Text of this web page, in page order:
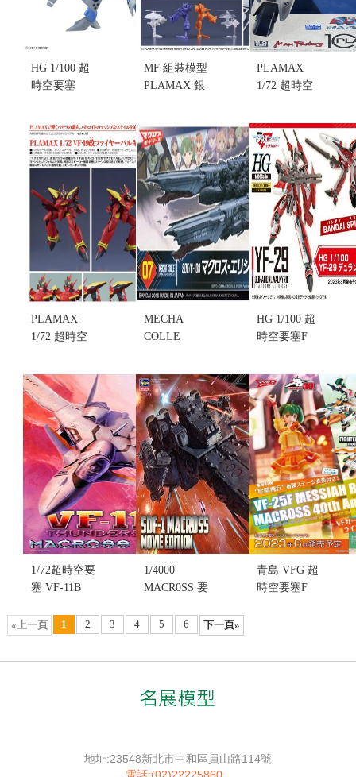
HG 1/100 超
時空要塞
米利安･吉納
斯座機 (不挑
售價:990
MF 組裝模型
PLAMAX 銀
& Janous號
(不挑盒況)
(售完缺貨...
售價:0
PLAMAX
1/72 超時空
Battroid 女武
神 一條輝機
(不挑盒況)
(售完缺貨...
售價:0
PLAMAX
1/72 超時空
改 Fire
Valkyrie（熱
氣巴薩拉
機）組裝模
型(不挑盒況)
(售完缺貨...
售價:0
MECHA
COLLE
SDF/C-108
EIYSION 要
塞型 (不挑盒
況)(售完缺
貨...
售價:0
HG 1/100 超
時空要塞F
聖劍式 早乙
女有人機 (不
挑盒況)(售完
缺貨...
售價:0
1/72超時空要
塞 VF-11B
挑盒況)(售完
1/4000
MACR0SS 要
(不挑盒況)
青島 VFG 超
時空要塞F
«上一頁 1 2 3 4 5 6 下一頁»
地址:23548新北市中和區員山路114號